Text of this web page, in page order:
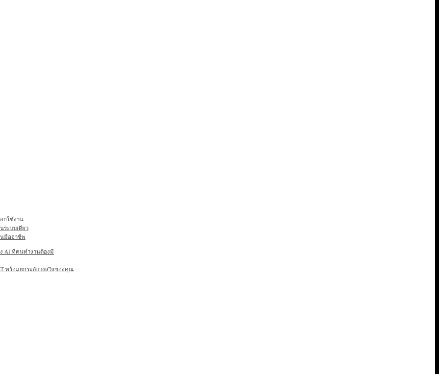
อกใช้งาน
ระบบเดียว
นมืออาชีพ
ง AI ที่คนทำงานต้องมี
พร้อมยกระดับวงสวิงของคุณ